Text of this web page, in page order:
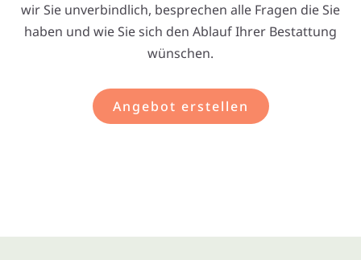
wir Sie unverbindlich, besprechen alle Fragen die Sie
haben und wie Sie sich den Ablauf Ihrer Bestattung
wünschen.
Angebot erstellen